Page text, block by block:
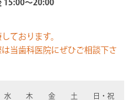
15:00～20:00
ております。
当歯科医院にぜひご相談下さ
水 木 金 土 日・祝